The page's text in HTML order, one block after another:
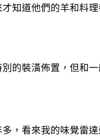
知道他們的羊和料
的裝潢佈置，但和
，看來我的味覺雷